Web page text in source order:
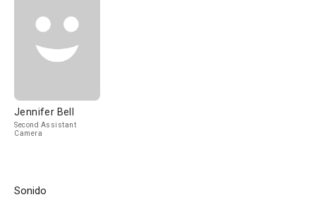
Jennifer Bell
Second Assistant
Camera
Sonido